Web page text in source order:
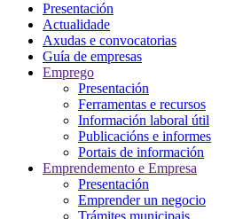
Presentación
Actualidade
Axudas e convocatorias
Guía de empresas
Emprego
Presentación
Ferramentas e recursos
Información laboral útil
Publicacións e informes
Portais de información
Emprendemento e Empresa
Presentación
Emprender un negocio